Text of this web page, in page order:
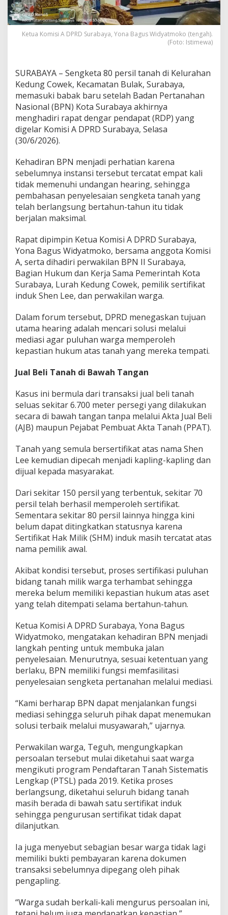
r
i
n
g
D
S
e
n
g
k
e
8
0
P
e
r
s
T
a
n
a
h
K
d
n
g
C
w
k
a
s
u
k
i
a
b
a
k
a
r
u
Ketua Komisi A DPRD Surabaya, Yona Bagus Widyatmoko (tengah).
(Foto: Istimewa)
SURABAYA – Sengketa 80 persil tanah di Kelurahan
Kedung Cowek, Kecamatan Bulak, Surabaya,
memasuki babak baru setelah Badan Pertanahan
Nasional (BPN) Kota Surabaya akhirnya
menghadiri rapat dengar pendapat (RDP) yang
digelar Komisi A DPRD Surabaya, Selasa
(30/6/2026).
Kehadiran BPN menjadi perhatian karena
sebelumnya instansi tersebut tercatat empat kali
tidak memenuhi undangan hearing, sehingga
pembahasan penyelesaian sengketa tanah yang
telah berlangsung bertahun-tahun itu tidak
berjalan maksimal.
Rapat dipimpin Ketua Komisi A DPRD Surabaya,
Yona Bagus Widyatmoko, bersama anggota Komisi
A, serta dihadiri perwakilan BPN II Surabaya,
Bagian Hukum dan Kerja Sama Pemerintah Kota
Surabaya, Lurah Kedung Cowek, pemilik sertifikat
induk Shen Lee, dan perwakilan warga.
Dalam forum tersebut, DPRD menegaskan tujuan
utama hearing adalah mencari solusi melalui
mediasi agar puluhan warga memperoleh
kepastian hukum atas tanah yang mereka tempati.
Jual Beli Tanah di Bawah Tangan
Kasus ini bermula dari transaksi jual beli tanah
seluas sekitar 6.700 meter persegi yang dilakukan
secara di bawah tangan tanpa melalui Akta Jual Beli
(AJB) maupun Pejabat Pembuat Akta Tanah (PPAT).
Tanah yang semula bersertifikat atas nama Shen
Lee kemudian dipecah menjadi kapling-kapling dan
dijual kepada masyarakat.
Dari sekitar 150 persil yang terbentuk, sekitar 70
persil telah berhasil memperoleh sertifikat.
Sementara sekitar 80 persil lainnya hingga kini
belum dapat ditingkatkan statusnya karena
Sertifikat Hak Milik (SHM) induk masih tercatat atas
nama pemilik awal.
Akibat kondisi tersebut, proses sertifikasi puluhan
bidang tanah milik warga terhambat sehingga
mereka belum memiliki kepastian hukum atas aset
yang telah ditempati selama bertahun-tahun.
Ketua Komisi A DPRD Surabaya, Yona Bagus
Widyatmoko, mengatakan kehadiran BPN menjadi
langkah penting untuk membuka jalan
penyelesaian. Menurutnya, sesuai ketentuan yang
berlaku, BPN memiliki fungsi memfasilitasi
penyelesaian sengketa pertanahan melalui mediasi.
“Kami berharap BPN dapat menjalankan fungsi
mediasi sehingga seluruh pihak dapat menemukan
solusi terbaik melalui musyawarah,” ujarnya.
Perwakilan warga, Teguh, mengungkapkan
persoalan tersebut mulai diketahui saat warga
mengikuti program Pendaftaran Tanah Sistematis
Lengkap (PTSL) pada 2019. Ketika proses
berlangsung, diketahui seluruh bidang tanah
masih berada di bawah satu sertifikat induk
sehingga pengurusan sertifikat tidak dapat
dilanjutkan.
Ia juga menyebut sebagian besar warga tidak lagi
memiliki bukti pembayaran karena dokumen
transaksi sebelumnya dipegang oleh pihak
pengapling.
“Warga sudah berkali-kali mengurus persoalan ini,